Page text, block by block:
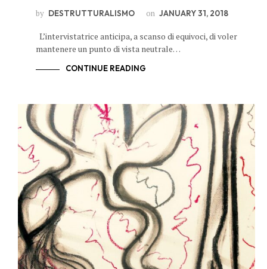
by DESTRUTTURALISMO on JANUARY 31, 2018
L’intervistatrice anticipa, a scanso di equivoci, di voler
mantenere un punto di vista neutrale…
CONTINUE READING